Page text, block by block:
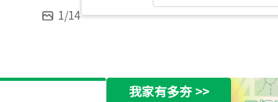
1/14
我家有多夯>>